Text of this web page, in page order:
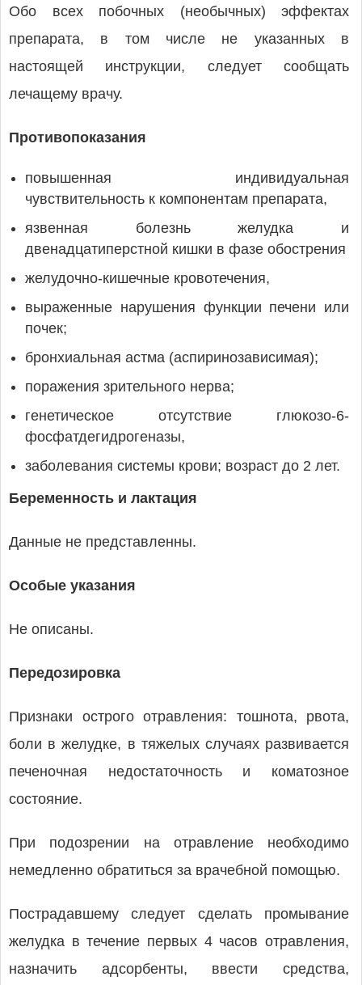
Обо всех побочных (необычных) эффектах
препарата, в том числе не указанных в
настоящей инструкции, следует сообщать
лечащему врачу.
Противопоказания
повышенная индивидуальная
чувствительность к компонентам препарата,
язвенная болезнь желудка и
двенадцатиперстной кишки в фазе обострения
желудочно-кишечные кровотечения,
выраженные нарушения функции печени или
почек;
бронхиальная астма (аспиринозависимая);
поражения зрительного нерва;
генетическое отсутствие глюкозо-6-
фосфатдегидрогеназы,
заболевания системы крови; возраст до 2 лет.
Беременность и лактация
Данные не представленны.
Особые указания
Не описаны.
Передозировка
Признаки острого отравления: тошнота, рвота,
боли в желудке, в тяжелых случаях развивается
печеночная недостаточность и коматозное
состояние.
При подозрении на отравление необходимо
немедленно обратиться за врачебной помощью.
Пострадавшему следует сделать промывание
желудка в течение первых 4 часов отравления,
назначить адсорбенты, ввести средства,